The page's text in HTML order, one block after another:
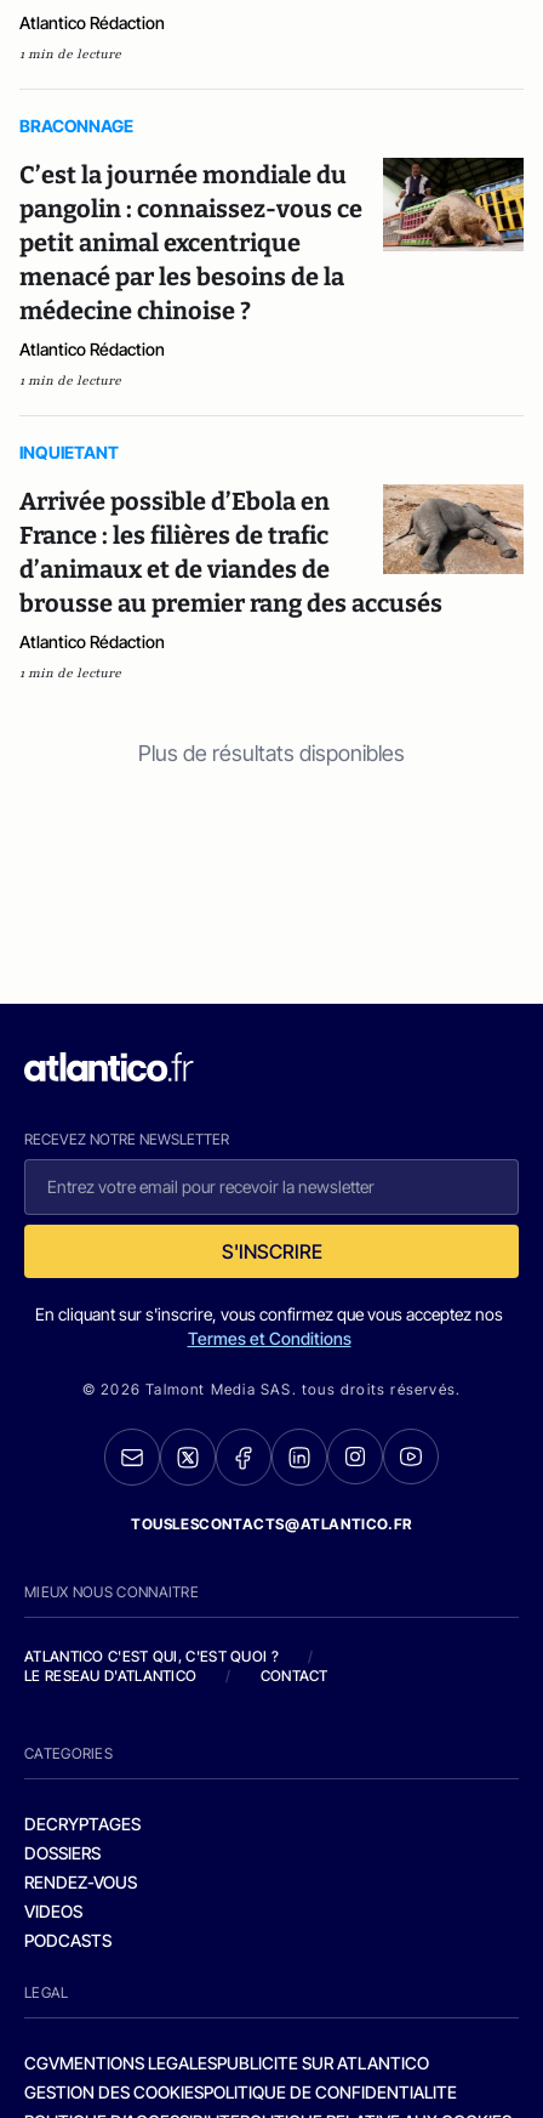
Atlantico Rédaction
1 min de lecture
BRACONNAGE
C’est la journée mondiale du
pangolin : connaissez-vous ce
petit animal excentrique
menacé par les besoins de la
médecine chinoise ?
Atlantico Rédaction
1 min de lecture
INQUIETANT
Arrivée possible d’Ebola en
France : les filières de trafic
d’animaux et de viandes de
brousse au premier rang des accusés
Atlantico Rédaction
1 min de lecture
Plus de résultats disponibles
RECEVEZ NOTRE NEWSLETTER
S'INSCRIRE
En cliquant sur s'inscrire, vous confirmez que vous acceptez nos
Termes et Conditions
© 2026 Talmont Media SAS. tous droits réservés.
TOUSLESCONTACTS@ATLANTICO.FR
MIEUX NOUS CONNAITRE
ATLANTICO C'EST QUI, C'EST QUOI ?
/
LE RESEAU D'ATLANTICO
/ CONTACT
CATEGORIES
DECRYPTAGES
DOSSIERS
RENDEZ-VOUS
VIDEOS
PODCASTS
LEGAL
CGVMENTIONS LEGALESPUBLICITE SUR ATLANTICO
GESTION DES COOKIESPOLITIQUE DE CONFIDENTIALITE